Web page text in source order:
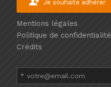
Je souhaite adhérer
Mentions légales
Politique de confidentialité
Crédits